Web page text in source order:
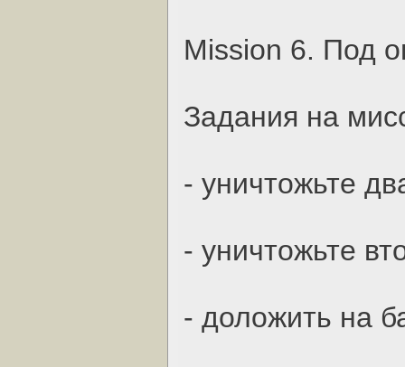
Mission 6. Под
Задания на
- уничтожьте
- уничтожьте
- доложить на